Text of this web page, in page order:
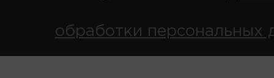
обработки персональных